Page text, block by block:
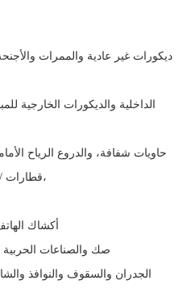
قطارات / السفن / قوارب مركبات / المحرك،
4) أكشاك
5) صك والصناعات